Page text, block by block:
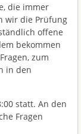
die immer
wir die Prüfung
offene
bekommen
zum
in den
statt. An den
Fragen